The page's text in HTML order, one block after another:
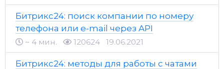
Битрикс24: поиск компании по номеру
телефона или e-mail через API
~ 4 мин. 120624 19.06.2021
Битрикс24: методы для работы с чатами